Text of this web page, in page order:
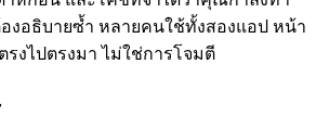
งอธิบายซ้ำ หลายคนใช้ทั้งสองแอป หน้า
งไปตรงมา ไม่ใช่การโจมตี